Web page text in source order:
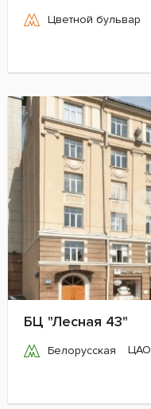
Цветной бульвар
БЦ "Лесная 43"
Белорусская ЦАО